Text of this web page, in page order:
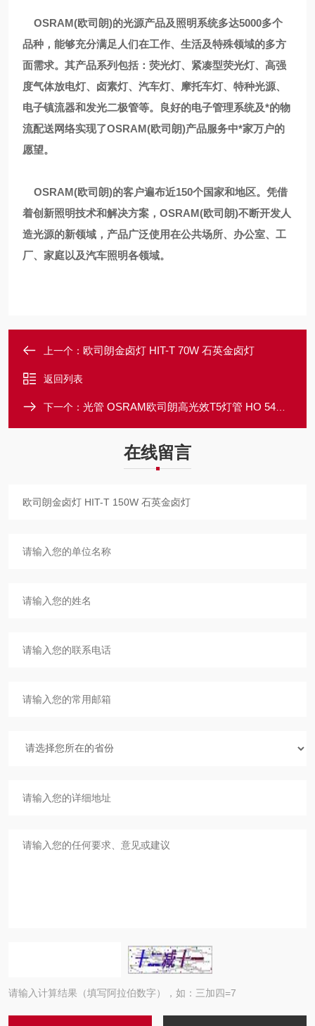
OSRAM(欧司朗)的光源产品及照明系统多达5000多个
品种，能够充分满足人们在工作、生活及特殊领域的多方
面需求。其产品系列包括：荧光灯、紧凑型荧光灯、高强
度气体放电灯、卤素灯、汽车灯、摩托车灯、特种光源、
电子镇流器和发光二极管等。良好的电子管理系统及*的物
流配送网络实现了OSRAM(欧司朗)产品服务中*家万户的
愿望。
OSRAM(欧司朗)的客户遍布近150个国家和地区。凭借
着创新照明技术和解决方案， OSRAM(欧司朗)不断开发人
造光源的新领域，产品广泛使用在公共场所、办公室、工
厂、家庭以及汽车照明各领域。
上一个： 欧司朗金卤灯 HIT-T 70W 石英金卤灯
返回列表
下一个： 光管 OSRAM欧司朗高光效T5灯管 HO 54W 高光通日光灯管
在线留言
请输入计算结果（填写阿拉伯数字），如：三加四=7